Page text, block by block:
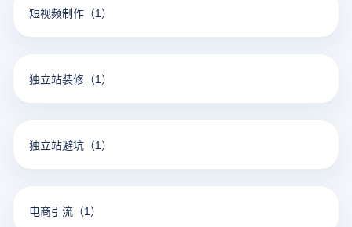
短视频制作 （1）
独立站装修 （1）
独立站避坑 （1）
电商引流 （1）